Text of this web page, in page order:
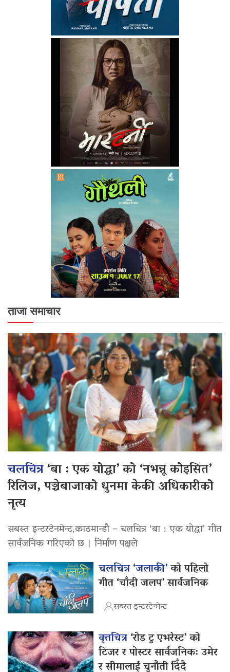
ताजा समाचार
चलचित्र‘बा : एक योद्धा’ को ‘नभन्नू कोइसित’
रिलिज, पञ्चेबाजाको धुनमा केकी अधिकारीको
नृत्य
सबस्त इन्टरटेनमेन्ट,काठमान्डौ – चलचित्र ‘बा : एक योद्धा’ गीत
सार्वजनिक गरिएको छ । निर्माण पक्षले
चलचित्र ‘जलाकी’को पहिलो
गीत ‘चाँदी जलप’ सार्वजनिक
सबस्त इन्टरटेन्मेन्ट
वृत्तचित्र‘रोड टु एभरेस्ट’ को
टिजर र पोस्टर सार्वजनिक: उमेर
र सीमालाई चुनौती दिँदै